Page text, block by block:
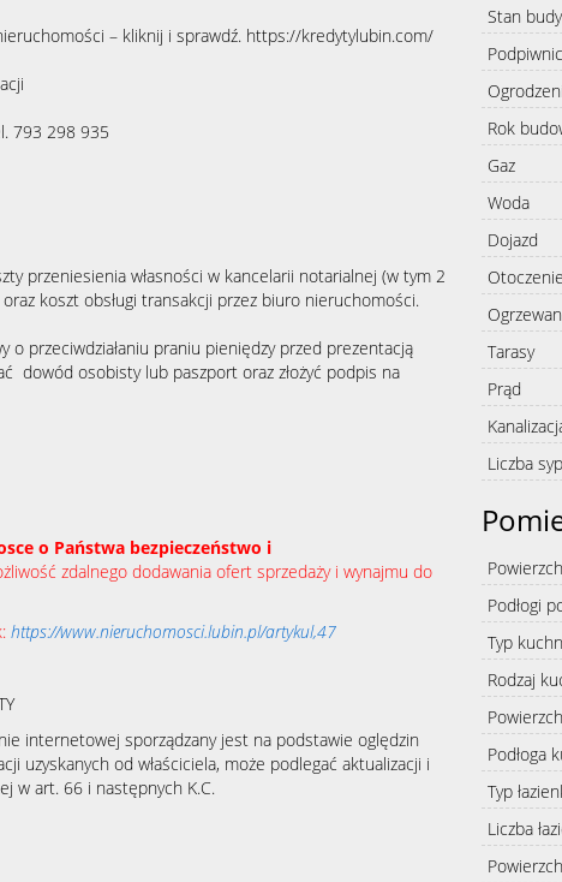
– kliknij i sprawdź. https://kredytylubin.com/
793 298 935
przeniesienia własności w kancelarii notarialnej (w tym 2
koszt obsługi transakcji przez biuro nieruchomości.
o przeciwdziałaniu praniu pieniędzy przed prezentacją
dowód osobisty lub paszport oraz złożyć podpis na
o Państwa bezpieczeństwo i
zdalnego dodawania ofert sprzedaży i wynajmu do
https://www.nieruchomosci.lubin.pl/artykul,47
internetowej sporządzany jest na podstawie oględzin
uzyskanych od właściciela, może podlegać aktualizacji i
w art. 66 i następnych K.C.
Stan
Rok
Gaz
Woda
Dojazd
Otoczenie
Tarasy
Prąd
Liczba
Podłogi
Typ
Rodzaj
Podłoga
Typ
Liczba